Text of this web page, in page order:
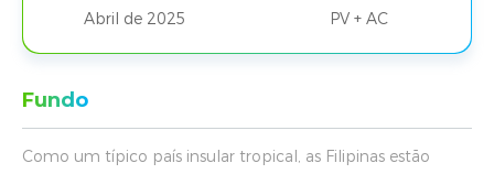
Abril de 2025 PV + AC
Fundo
Como um típico país insular tropical, as Filipinas estão